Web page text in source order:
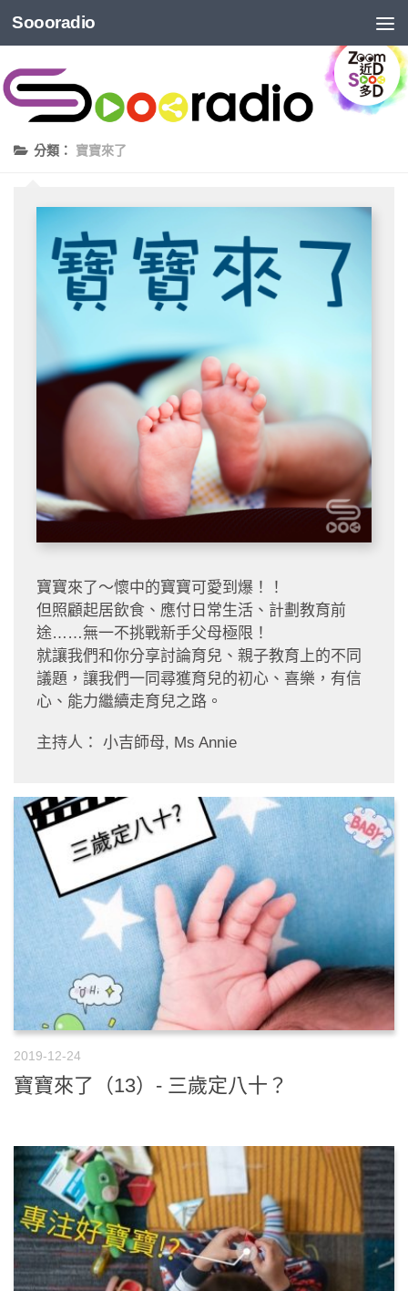
Soooradio
分類： 寶寶來了
寶寶來了～懷中的寶寶可愛到爆！！
但照顧起居飲食、應付日常生活、計劃教育前
途……無一不挑戰新手父母極限！
就讓我們和你分享討論育兒、親子教育上的不同
議題，讓我們一同尋獲育兒的初心、喜樂，有信
心、能力繼續走育兒之路。
主持人： 小吉師母, Ms Annie
2019-12-24
寶寶來了（13）- 三歲定八十？